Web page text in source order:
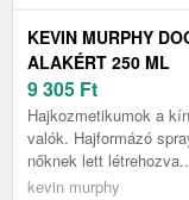
KEVIN MURPHY
ALAKÉRT 250 ML
9 305 Ft
Hajkozmetikumok a
valók. Hajformázó
nőknek lett
kevin murphy